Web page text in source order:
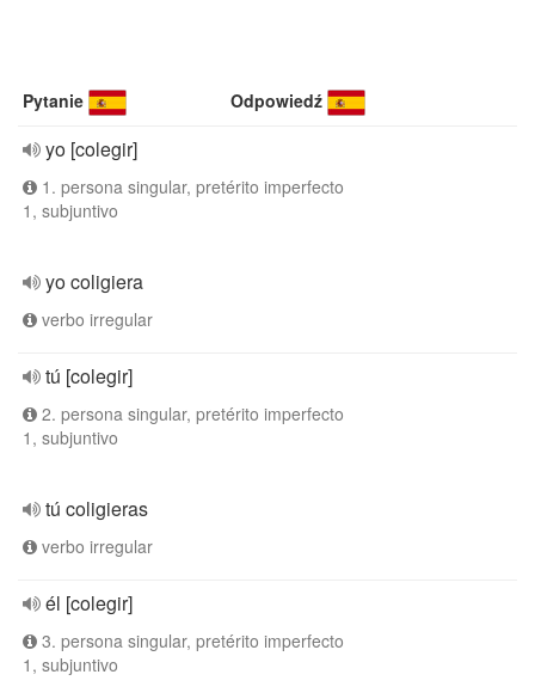
Pytanie Odpowiedź
yo [colegir]
1. persona singular, pretérito imperfecto
1, subjuntivo
yo coligiera
verbo irregular
tú [colegir]
2. persona singular, pretérito imperfecto
1, subjuntivo
tú coligieras
verbo irregular
él [colegir]
3. persona singular, pretérito imperfecto
1, subjuntivo